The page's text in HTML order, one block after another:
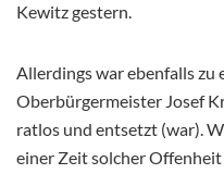
Kewitz gestern.
Allerdings war ebenfalls zu
Oberbürgermeister Josef
ratlos und entsetzt (war).
einer Zeit solcher